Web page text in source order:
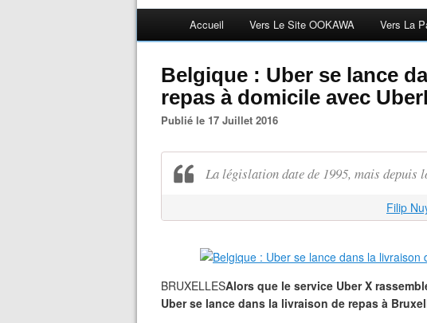
Accueil Vers Le Site OOKAWA Vers La
Belgique : Uber se lance
repas à domicile avec
Publié le 17 Juillet 2016
La législation date de 1995, mais depuis
Filip
BRUXELLESAlors que le service Uber X
Uber se lance dans la livraison de repas à